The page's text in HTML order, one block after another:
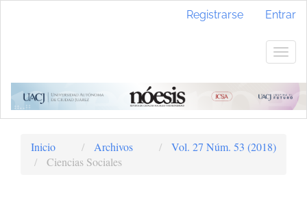
lateral
Registrarse Entrar
Inicio Archivos
Vol. 27 Núm. 53 (2018)
Ciencias Sociales